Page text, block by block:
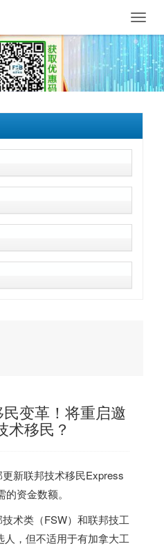
变革！将重启邀
术移民？
新联邦技术移民Express
资金数额。
术类（FSW）和联邦技工
人，但不适用于有加拿大工